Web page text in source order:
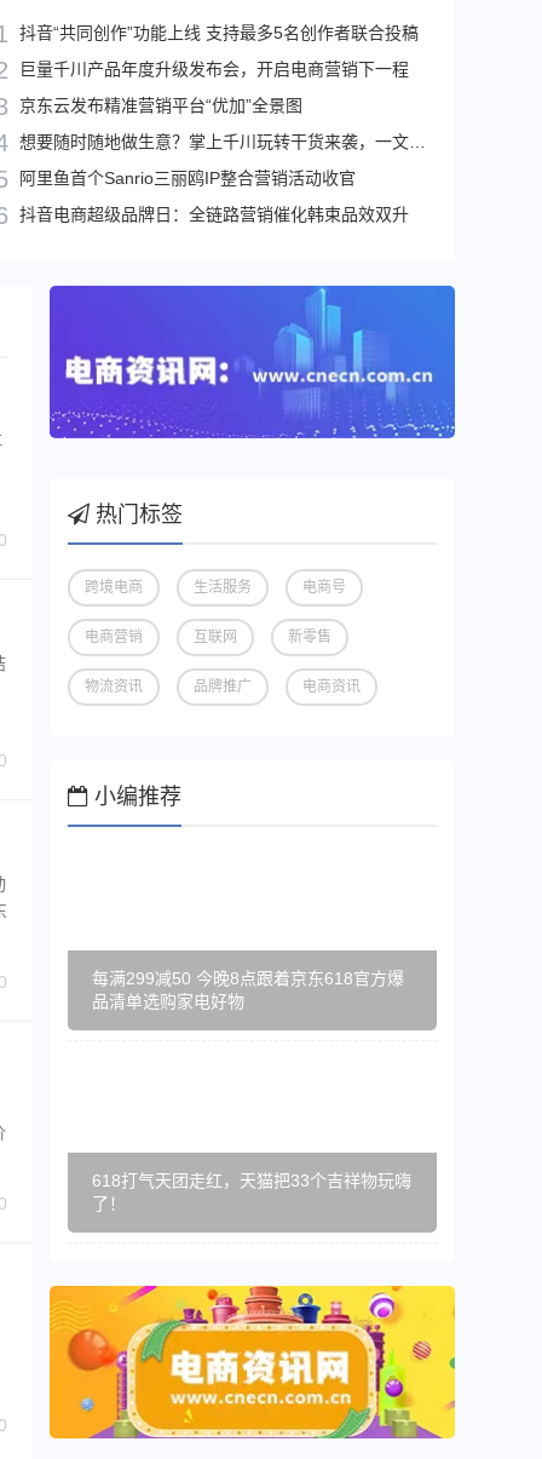
抖音“共同创作”功能上线 支持最多5名创作者联合投稿
巨量千川产品年度升级发布会，开启电商营销下一程
京东云发布精准营销平台“优加”全景图
想要随时随地做生意？掌上千川玩转干货来袭，一文读懂！
阿里鱼首个Sanrio三丽鸥IP整合营销活动收官
抖音电商超级品牌日：全链路营销催化韩束品效双升
热门标签
跨境电商 生活服务 电商号
电商营销 互联网 新零售
物流资讯 品牌推广 电商资讯
小编推荐
每满299减50 今晚8点跟着京东618官方爆
品清单选购家电好物
618打气天团走红，天猫把33个吉祥物玩嗨
了！